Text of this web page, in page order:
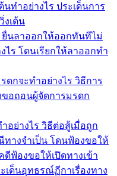
นทำอย่างไร ประเด็นการ
เต้น
นลาออกให้ออกทันทีไม่
ไร โดนเรียกให้ลาออกทำ
กจะทำอย่างไร วิธีการ
อถอนผู้จัดการมรดก
อย่างไร วิธีต่อสู้เมื่อถูก
างจำเป็น โดนฟ้องขอให้
ดีฟ้องขอให้เปิดทางเข้า
เด็นอุทธรณ์ฏีกาเรื่องทาง